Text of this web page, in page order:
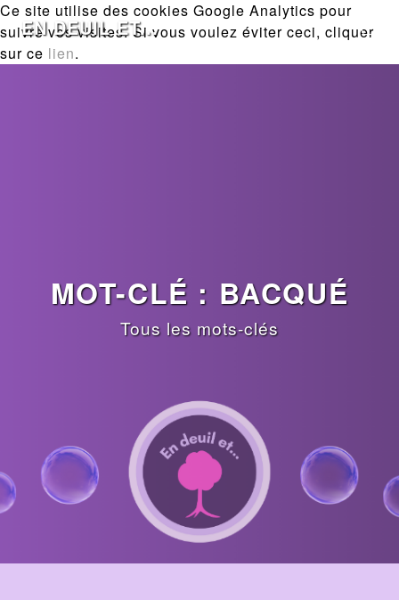
Ce site utilise des cookies Google Analytics pour
suivre vos visites. Si vous voulez éviter ceci, cliquer
sur ce lien.
EN DEUIL ET...
MOT-CLÉ : BACQUÉ
Tous les mots-clés